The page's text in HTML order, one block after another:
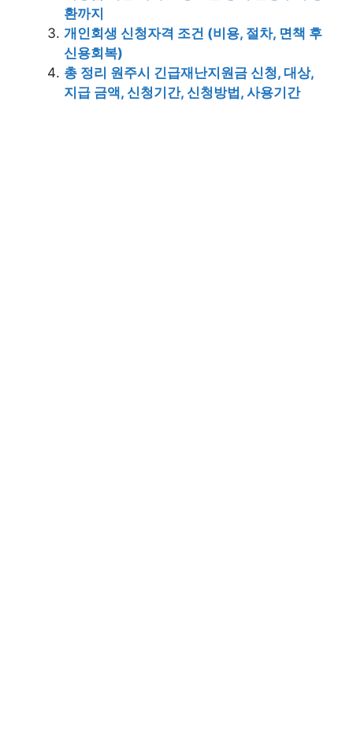
환까지
개인회생 신청자격 조건 (비용, 절차, 면책 후
신용회복)
총 정리 원주시 긴급재난지원금 신청, 대상,
지급 금액, 신청기간, 신청방법, 사용기간